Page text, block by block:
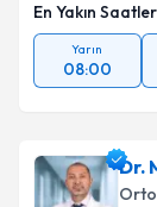
En Yakın Saatler
Yarın
08:00
Dr.